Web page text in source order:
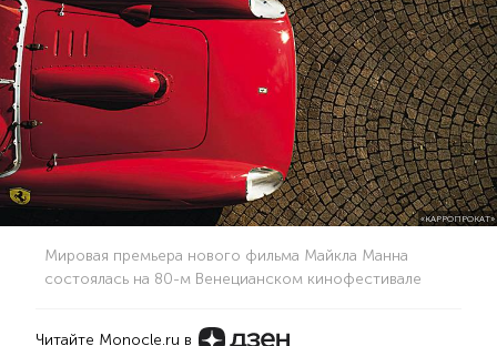
«КАРРОПРОКАТ»
Мировая премьера нового фильма Майкла Манна
состоялась на 80-м Венецианском кинофестивале
Читайте Monocle.ru в